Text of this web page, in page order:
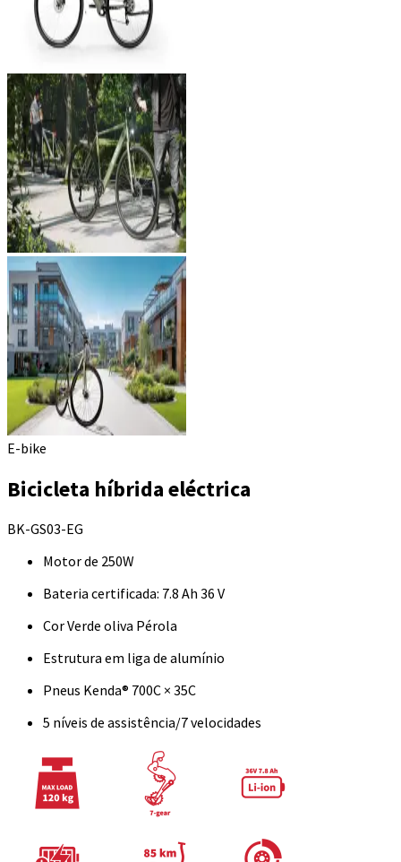
E-bike
Bicicleta híbrida eléctrica
BK-GS03-EG
Motor de 250W
Bateria certificada: 7.8 Ah 36 V
Cor Verde oliva Pérola
Estrutura em liga de alumínio
Pneus Kenda® 700C × 35C
5 níveis de assistência/7 velocidades